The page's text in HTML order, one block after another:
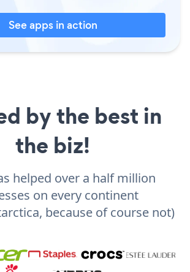
See apps in action
by the best in
the biz!
helped over a half million
on every continent
because of course not)